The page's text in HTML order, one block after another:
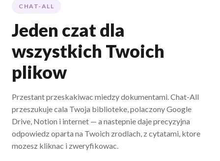
Jeden czat dla
wszystkich Twoich
plikow
Przestant przeskakiwac miedzy dokumentami. Chat-All
Drive, Notion i internet — a nastepnie daje precyzyjna
odpowiedz oparta na Twoich zrodlach, z cytatami, ktore
mozesz kliknac i zweryfikowac.